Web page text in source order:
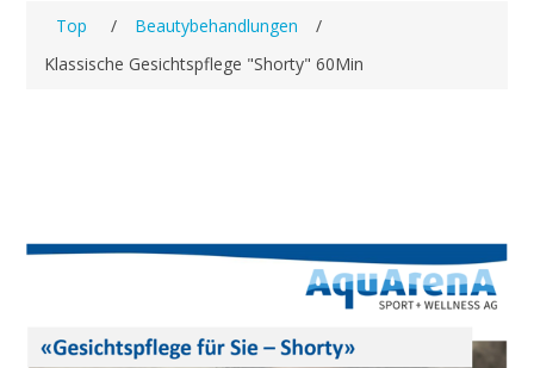
Top / Beautybehandlungen
/
Klassische Gesichtspflege "Shorty" 60Min